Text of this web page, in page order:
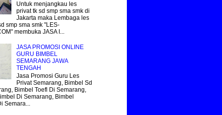
Untuk menjangkau les
privat tk sd smp sma smk di
Jakarta maka Lembaga les
smp sma smk "LES-
membuka JASA I...
JASA PROMOSI ONLINE
GURU BIMBEL
SEMARANG JAWA
TENGAH
Jasa Promosi Guru Les
Privat Semarang, Bimbel Sd
Bimbel Toefl Di Semarang,
Di Semarang, Bimbel
Semara...